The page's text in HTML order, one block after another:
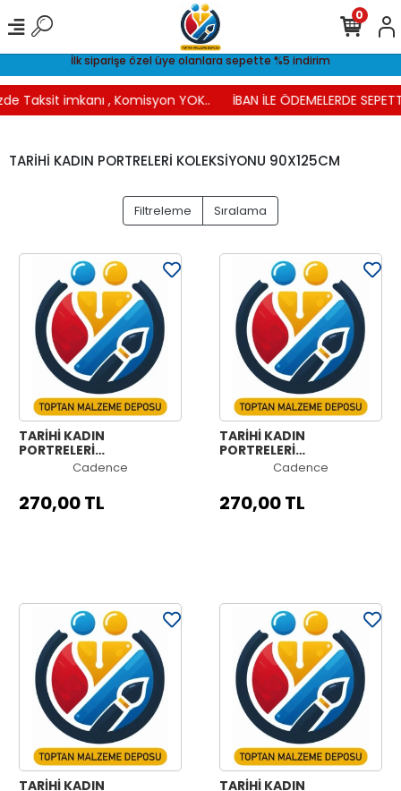
İlk siparişe özel üye olanlara sepette %5 indirim
Taksit imkanı , Komisyon YOK.. İBAN İLE ÖDEMELERDE
0
TARİHİ KADIN PORTRELERİ KOLEKSİYONU 90X125CM
Filtreleme Sıralama
TARİHİ KADIN
PORTRELERİ
KOLEKSİYONU HW-18
Cadence
270,00 TL
TARİHİ KADIN
PORTRELERİ
KOLEKSİYONU HW-17
Cadence
270,00 TL
TARİHİ KADIN
TARİHİ KADIN